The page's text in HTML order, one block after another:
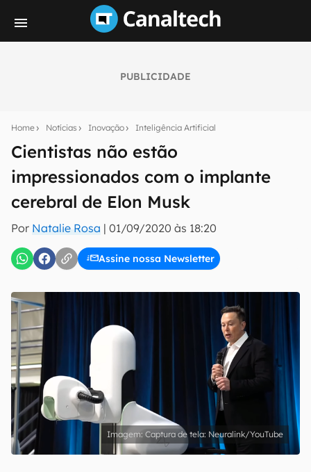
PUBLICIDADE
Home Notícias Inovação Inteligência Artificial
Cientistas não estão
impressionados com o implante
cerebral de Elon Musk
Por Natalie Rosa | 01/09/2020 às 18:20
Assine nossa Newsletter
notícias e reviews sobre tecnologia em primeira
mão.
E-mail
inscreva-se
Uso e Política de Privacidade do Canaltech.
Captura de tela: Neuralink/YouTube